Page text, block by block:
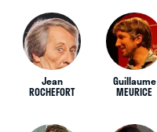
Jean
ROCHEFORT
Guillaume
MEURICE